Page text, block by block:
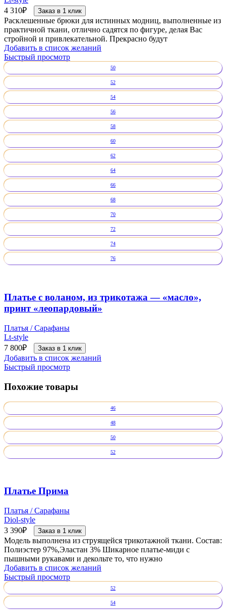
4 310₽ Заказ в 1 клик
Расклешенные брюки для истинных модниц, выполненные из
практичной ткани, отлично садятся по фигуре, делая Вас
стройной и привлекательной. Прекрасно будут
Добавить в список желаний
Быстрый просмотр
50
52
54
56
58
60
62
64
66
68
70
72
74
76
Платье с воланом, из трикотажа — «масло»,
принт «леопардовый»
Платья / Сарафаны
Lt-style
7 800₽ Заказ в 1 клик
Добавить в список желаний
Быстрый просмотр
Похожие товары
46
48
50
52
Платье Прима
Платья / Сарафаны
Diol-style
3 390₽ Заказ в 1 клик
Модель выполнена из струящейся трикотажной ткани. Состав:
Полиэстер 97%,Эластан 3% Шикарное платье-миди с
пышными рукавами и декольте то, что нужно
Добавить в список желаний
Быстрый просмотр
52
54